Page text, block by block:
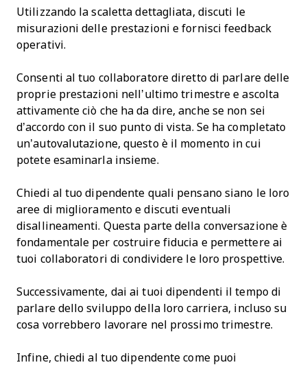
Utilizzando la scaletta dettagliata, discuti le
misurazioni delle prestazioni e fornisci feedback
operativi.
Consenti al tuo collaboratore diretto di parlare delle
proprie prestazioni nell’ultimo trimestre e ascolta
attivamente ciò che ha da dire, anche se non sei
d’accordo con il suo punto di vista. Se ha completato
un’autovalutazione, questo è il momento in cui
potete esaminarla insieme.
Chiedi al tuo dipendente quali pensano siano le loro
aree di miglioramento e discuti eventuali
disallineamenti. Questa parte della conversazione è
fondamentale per costruire fiducia e permettere ai
tuoi collaboratori di condividere le loro prospettive.
Successivamente, dai ai tuoi dipendenti il tempo di
parlare dello sviluppo della loro carriera, incluso su
cosa vorrebbero lavorare nel prossimo trimestre.
Infine, chiedi al tuo dipendente come puoi